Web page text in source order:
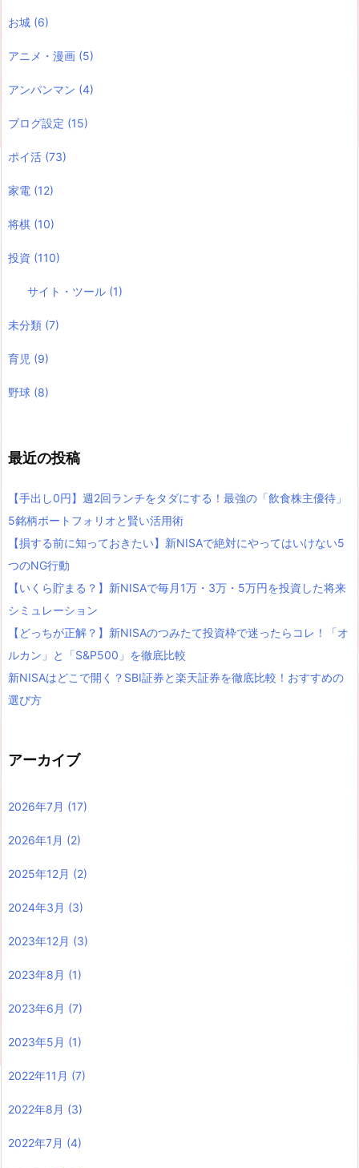
お城 (6)
アニメ・漫画 (5)
アンパンマン (4)
ブログ設定 (15)
ポイ活 (73)
家電 (12)
将棋 (10)
投資 (110)
サイト・ツール (1)
未分類 (7)
育児 (9)
野球 (8)
最近の投稿
【手出し0円】週2回ランチをタダにする！最強の「飲食株主優待」
5銘柄ポートフォリオと賢い活用術
【損する前に知っておきたい】新NISAで絶対にやってはいけない5
つのNG行動
【いくら貯まる？】新NISAで毎月1万・3万・5万円を投資した将来
シミュレーション
【どっちが正解？】新NISAのつみたて投資枠で迷ったらコレ！「オ
ルカン」と「S&P500」を徹底比較
新NISAはどこで開く？SBI証券と楽天証券を徹底比較！おすすめの
選び方
アーカイブ
2026年7月 (17)
2026年1月 (2)
2025年12月 (2)
2024年3月 (3)
2023年12月 (3)
2023年8月 (1)
2023年6月 (7)
2023年5月 (1)
2022年11月 (7)
2022年8月 (3)
2022年7月 (4)